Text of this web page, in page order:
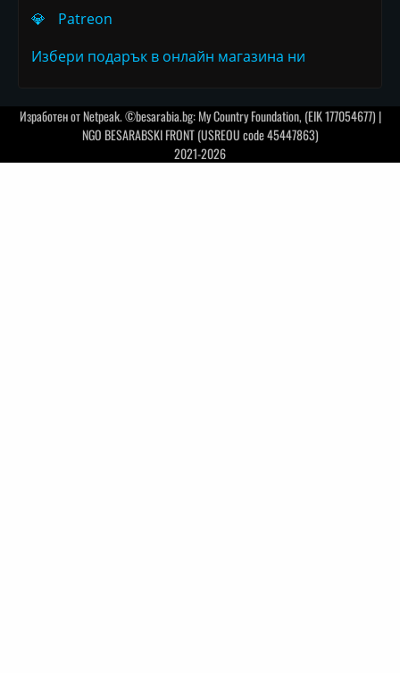
💎
Patreon
Избери подарък в онлайн магазина ни
Изработен отNetpeak. ©besarabia.bg: My Country Foundation, (EIK 177054677) |
NGO BESARABSKI FRONT (USREOU code 45447863)
2021-2026